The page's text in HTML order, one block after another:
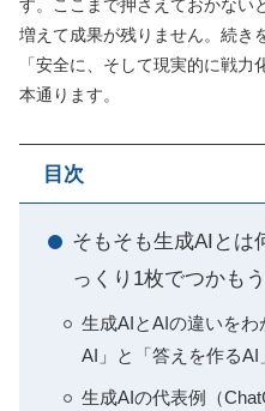
す。ここまで押さえておかない
増えて成果が残りません。続き
「安全に、そして現実的に戦
本通ります。
目次
そもそも生成AIとは
っくり1枚でつかもう
生成AIとAIの違いを
AI」と「答えを作る
生成AIの代表例（